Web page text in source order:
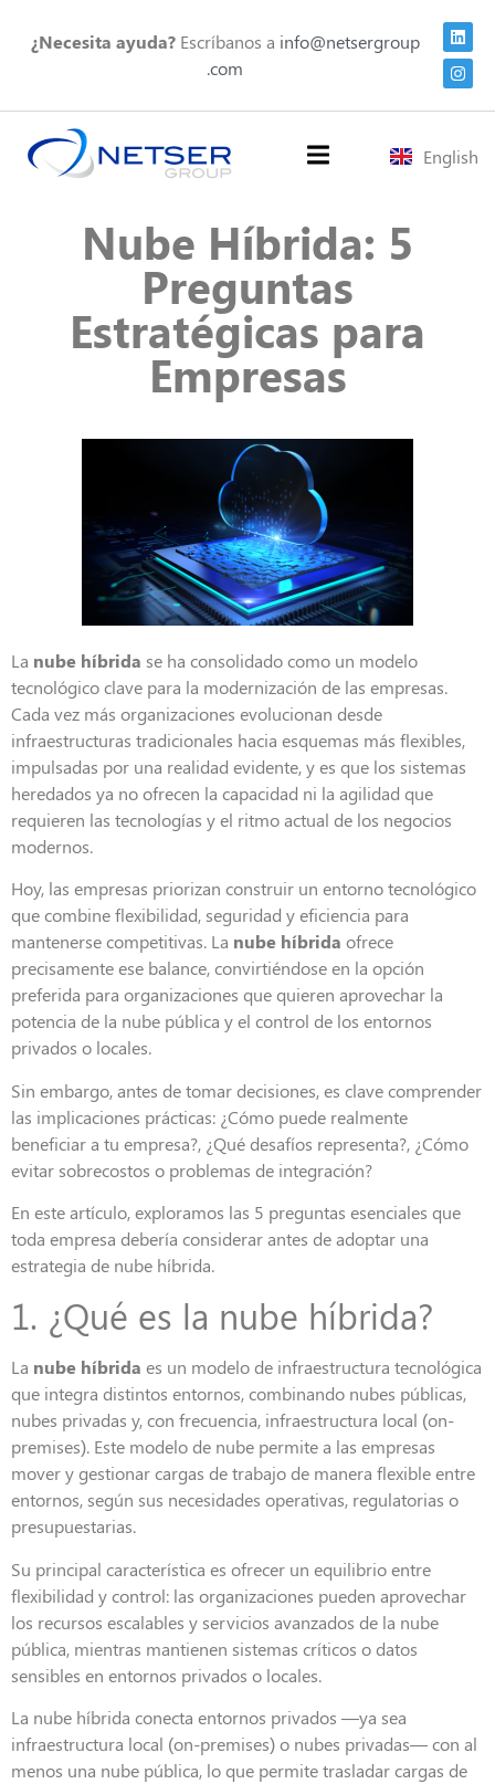
¿Necesita ayuda?Escríbanos a info@netsergroup
.com
English
Nube Híbrida: 5
Preguntas
Estratégicas para
Empresas
La nube híbrida se ha consolidado como un modelo
tecnológico clave para la modernización de las empresas.
Cada vez más organizaciones evolucionan desde
infraestructuras tradicionales hacia esquemas más flexibles,
impulsadas por una realidad evidente, y es que los sistemas
heredados ya no ofrecen la capacidad ni la agilidad que
requieren las tecnologías y el ritmo actual de los negocios
modernos.
Hoy, las empresas priorizan construir un entorno tecnológico
que combine flexibilidad, seguridad y eficiencia para
mantenerse competitivas. La nube híbrida ofrece
precisamente ese balance, convirtiéndose en la opción
preferida para organizaciones que quieren aprovechar la
potencia de la nube pública y el control de los entornos
privados o locales.
Sin embargo, antes de tomar decisiones, es clave comprender
las implicaciones prácticas: ¿Cómo puede realmente
beneficiar a tu empresa?, ¿Qué desafíos representa?, ¿Cómo
evitar sobrecostos o problemas de integración?
En este artículo, exploramos las 5 preguntas esenciales que
toda empresa debería considerar antes de adoptar una
estrategia de nube híbrida.
1. ¿Qué es la nube híbrida?
La nube híbrida es un modelo de infraestructura tecnológica
que integra distintos entornos, combinando nubes públicas,
nubes privadas y, con frecuencia, infraestructura local (on-
premises). Este modelo de nube permite a las empresas
mover y gestionar cargas de trabajo de manera flexible entre
entornos, según sus necesidades operativas, regulatorias o
presupuestarias.
Su principal característica es ofrecer un equilibrio entre
flexibilidad y control: las organizaciones pueden aprovechar
los recursos escalables y servicios avanzados de la nube
pública, mientras mantienen sistemas críticos o datos
sensibles en entornos privados o locales.
La nube híbrida conecta entornos privados —ya sea
infraestructura local (on-premises) o nubes privadas— con al
menos una nube pública, lo que permite trasladar cargas de